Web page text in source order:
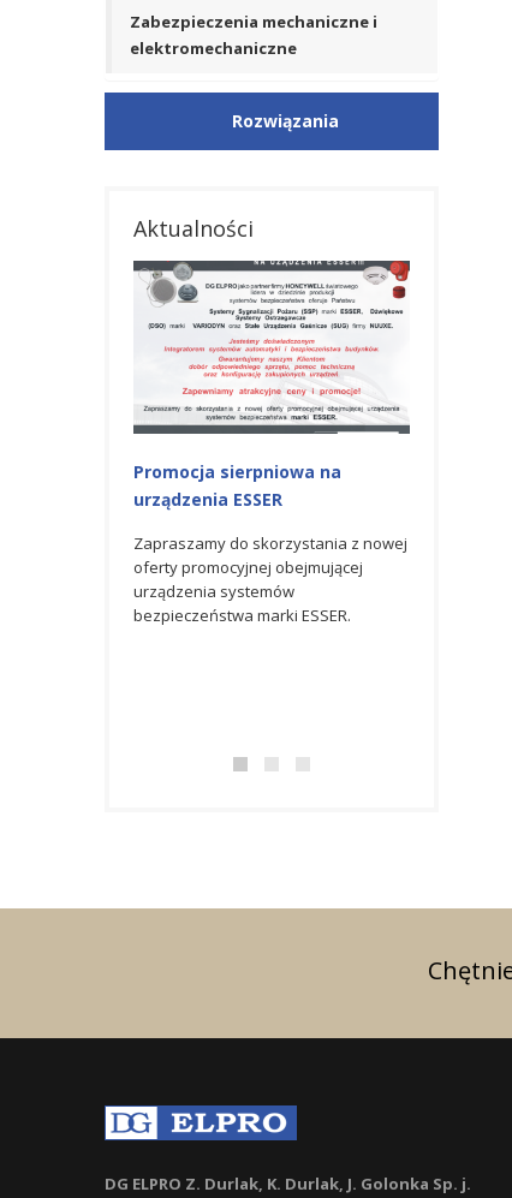
Zabezpieczenia mechaniczne i
elektromechaniczne
Rozwiązania
Aktualności
Promocja sierpniowa na
urządzenia ESSER
Zapraszamy do skorzystania z nowej
oferty promocyjnej obejmującej
urządzenia systemów
bezpieczeństwa marki ESSER.
DG ELPRO Z. Durlak, K. Durlak, J. Golonka Sp. j.